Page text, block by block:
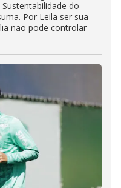
do
Por Leila ser sua
não pode controlar